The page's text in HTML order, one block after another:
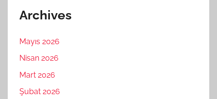
Archives
Mayıs 2026
Nisan 2026
Mart 2026
Şubat 2026